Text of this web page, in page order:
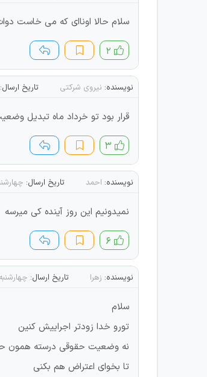
سلام حالا اوناای که می خاست
۲
نویسنده: نیروی شرکتی تاریخ ارسال:
قرار بود تو خرداد ماه تبدیل
۳
نویسنده: احمد تاریخ ارسال: چهارشنبه ۲۷
نمیدونیم این روز آینده کی میرسه
۶
نویسنده: زهرا تاریخ ارسال: چهارشنبه ۲۷ خرداد ۱۴۰۵
سلام
تورو خدا زودتر اجراییش کنین
نه وضعیت حقوقی درسته همون
تا بخوای اعتراض هم بکنی